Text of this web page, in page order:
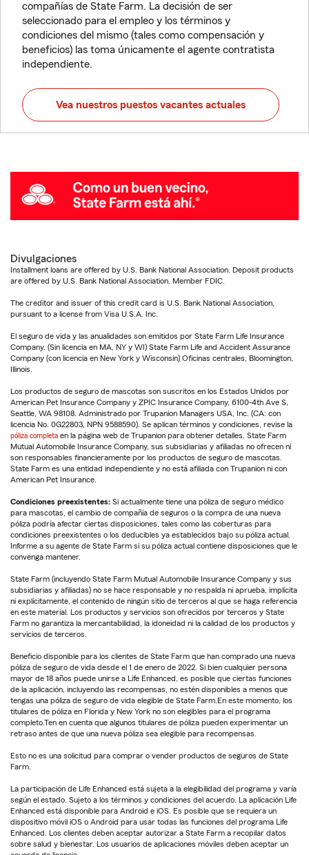
compañías de State Farm. La decisión de ser
seleccionado para el empleo y los términos y
condiciones del mismo (tales como compensación y
beneficios) las toma únicamente el agente contratista
independiente.
Vea nuestros puestos vacantes actuales
Divulgaciones
Installment loans are offered by U.S. Bank National Association. Deposit products
are offered by U.S. Bank National Association. Member FDIC.
The creditor and issuer of this credit card is U.S. Bank National Association,
pursuant to a license from Visa U.S.A. Inc.
El seguro de vida y las anualidades son emitidos por State Farm Life Insurance
Company. (Sin licencia en MA, NY y WI) State Farm Life and Accident Assurance
Company (con licencia en New York y Wisconsin) Oficinas centrales, Bloomington,
Illinois.
Los productos de seguro de mascotas son suscritos en los Estados Unidos por
American Pet Insurance Company y ZPIC Insurance Company, 6100-4th Ave S,
Seattle, WA 98108. Administrado por Trupanion Managers USA, Inc. (CA: con
licencia No. 0G22803, NPN 9588590). Se aplican términos y condiciones, revise la
póliza completa en la página web de Trupanion para obtener detalles. State Farm
Mutual Automobile Insurance Company, sus subsidiarias y afiliadas no ofrecen ni
son responsables financieramente por los productos de seguro de mascotas.
State Farm es una entidad independiente y no está afiliada con Trupanion ni con
American Pet Insurance.
Condiciones preexistentes: Si actualmente tiene una póliza de seguro médico
para mascotas, el cambio de compañía de seguros o la compra de una nueva
póliza podría afectar ciertas disposiciones, tales como las coberturas para
condiciones preexistentes o los deducibles ya establecidos bajo su póliza actual.
Informe a su agente de State Farm si su póliza actual contiene disposiciones que le
convenga mantener.
State Farm (incluyendo State Farm Mutual Automobile Insurance Company y sus
subsidiarias y afiliadas) no se hace responsable y no respalda ni aprueba, implícita
ni explícitamente, el contenido de ningún sitio de terceros al que se haga referencia
en este material. Los productos y servicios son ofrecidos por terceros y State
Farm no garantiza la mercantabilidad, la idoneidad ni la calidad de los productos y
servicios de terceros.
Beneficio disponible para los clientes de State Farm que han comprado una nueva
póliza de seguro de vida desde el 1 de enero de 2022. Si bien cualquier persona
mayor de 18 años puede unirse a Life Enhanced, es posible que ciertas funciones
de la aplicación, incluyendo las recompensas, no estén disponibles a menos que
tengas una póliza de seguro de vida elegible de State Farm.En este momento, los
titulares de póliza en Florida y New York no son elegibles para el programa
completo.Ten en cuenta que algunos titulares de póliza pueden experimentar un
retraso antes de que una nueva póliza sea elegible para recompensas.
Esto no es una solicitud para comprar o vender productos de seguros de State
Farm.
La participación de Life Enhanced está sujeta a la elegibilidad del programa y varía
según el estado. Sujeto a los términos y condiciones del acuerdo. La aplicación Life
Enhanced está disponible para Android e iOS. Es posible que se requiera un
dispositivo móvil iOS o Android para usar todas las funciones del programa Life
Enhanced. Los clientes deben aceptar autorizar a State Farm a recopilar datos
sobre salud y bienestar. Los usuarios de aplicaciones móviles deben aceptar un